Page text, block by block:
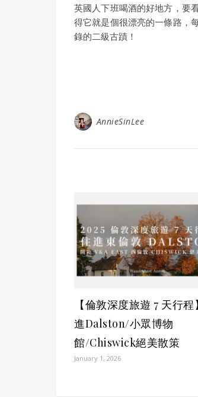
英國人下班喝酒的好地方，要
得它就是個很漂亮的一條路，
錄的二級古蹟！
AnnieSinLee
【倫敦深度旅遊 7 天行程
進Dalston/小眾博物
館/Chiswick絕美散策
January 1, 2026